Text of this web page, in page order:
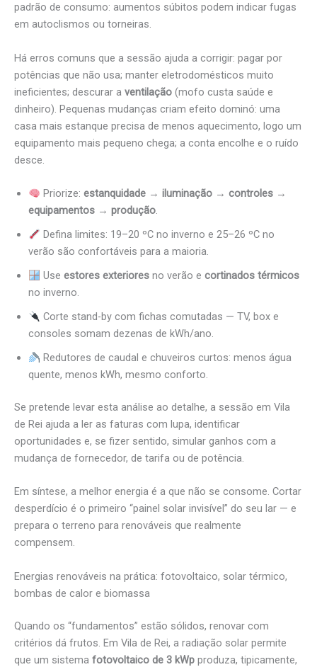
padrão de consumo: aumentos súbitos podem indicar fugas
em autoclismos ou torneiras.
Há erros comuns que a sessão ajuda a corrigir: pagar por
potências que não usa; manter eletrodomésticos muito
ineficientes; descurar a ventilação (mofo custa saúde e
dinheiro). Pequenas mudanças criam efeito dominó: uma
casa mais estanque precisa de menos aquecimento, logo um
equipamento mais pequeno chega; a conta encolhe e o ruído
desce.
Priorize: estanquidade→ iluminação→ controles→
equipamentos → produção.
Defina limites: 19–20 ºC no inverno e 25–26 ºC no
verão são confortáveis para a maioria.
Use estores exterioresno verão e cortinados térmicos
no inverno.
Corte stand-by com fichas comutadas — TV, box e
consoles somam dezenas de kWh/ano.
Redutores de caudal e chuveiros curtos: menos água
quente, menos kWh, mesmo conforto.
Se pretende levar esta análise ao detalhe, a sessão em Vila
de Rei ajuda a ler as faturas com lupa, identificar
oportunidades e, se fizer sentido, simular ganhos com a
mudança de fornecedor, de tarifa ou de potência.
Em síntese, a melhor energia é a que não se consome. Cortar
desperdício é o primeiro “painel solar invisível” do seu lar — e
prepara o terreno para renováveis que realmente
compensem.
Energias renováveis na prática: fotovoltaico, solar térmico,
bombas de calor e biomassa
Quando os “fundamentos” estão sólidos, renovar com
critérios dá frutos. Em Vila de Rei, a radiação solar permite
que um sistema fotovoltaico de 3 kWp produza, tipicamente,